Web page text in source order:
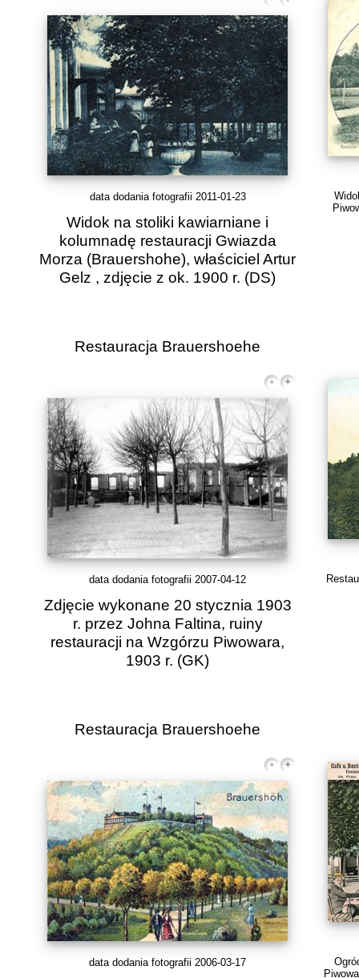
data dodania fotografii 2011-01-23
Widok na stoliki kawiarniane i
kolumnadę restauracji Gwiazda
Morza (Brauershohe), właściciel Artur
Gelz , zdjęcie z ok. 1900 r. (DS)
Restauracja Brauershoehe
data dodania fotografii 2007-04-12
Zdjęcie wykonane 20 stycznia 1903
r. przez Johna Faltina, ruiny
restauracji na Wzgórzu Piwowara,
1903 r. (GK)
Restauracja Brauershoehe
data dodania fotografii 2006-03-17